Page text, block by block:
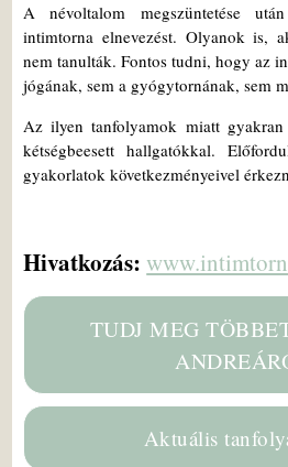
A névoltalom megszüntetése
intimtorna elnevezést. Olyanok is,
nem tanulták. Fontos tudni, hogy az
jógának, sem a gyógytornának, sem
Az ilyen tanfolyamok miatt
kétségbeesett hallgatókkal.
gyakorlatok következményeivel
Hivatkozás:
TUDJ MEG
Aktuális